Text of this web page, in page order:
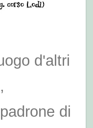
d'altri
di